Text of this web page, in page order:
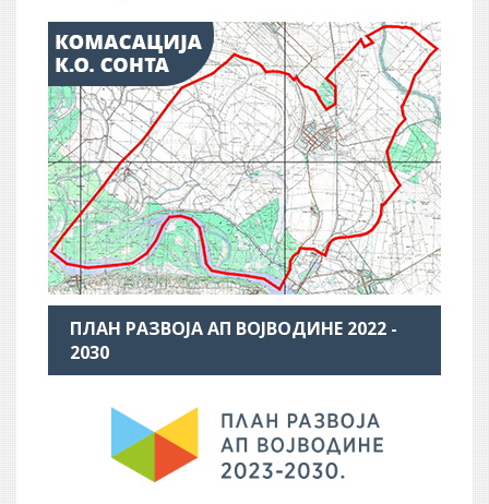
ПЛАН РАЗВОЈА АП ВОЈВОДИНЕ 2022 -
2030